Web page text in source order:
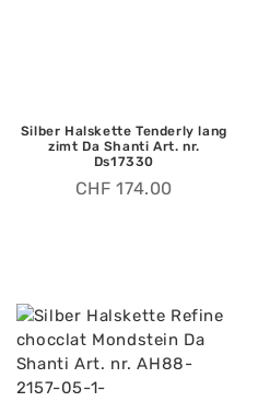
Silber Halskette Tenderly lang
zimt Da Shanti Art. nr.
Ds17330
CHF 174.00